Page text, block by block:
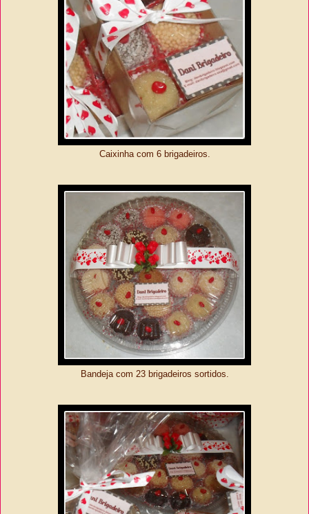
Caixinha com 6 brigadeiros.
Bandeja com 23 brigadeiros sortidos.